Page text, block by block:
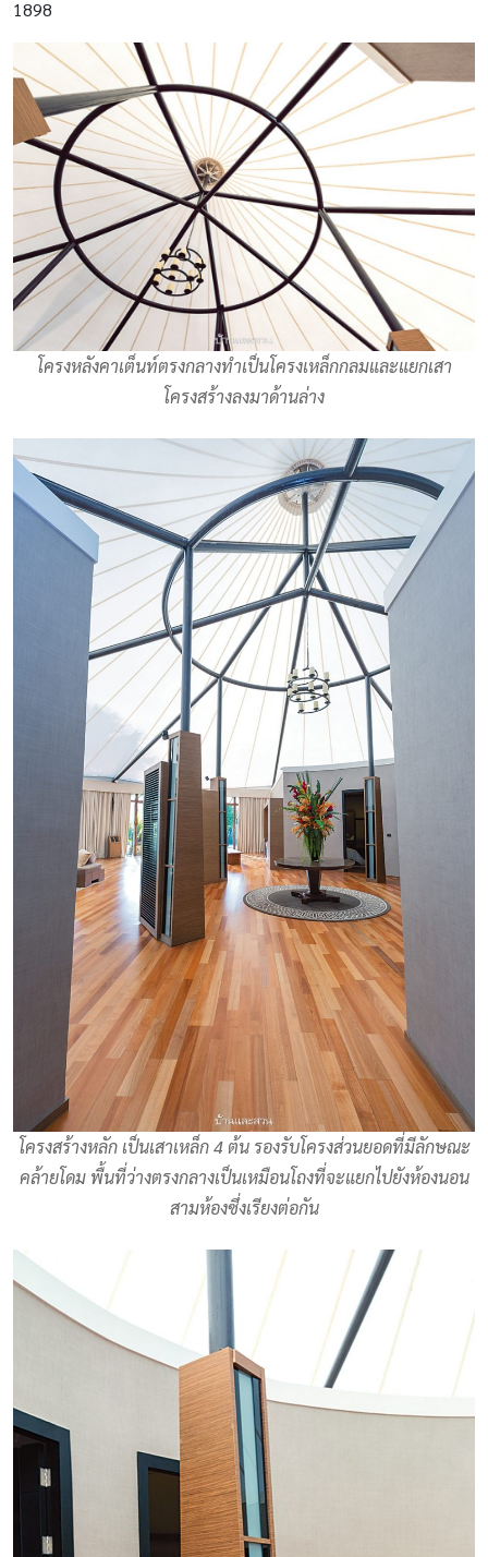
1898
โครงหลังคาเต็นท์ตรงกลางทำเป็นโครงเหล็กกลมและแยกเสา
โครงสร้างลงมาด้านล่าง
โครงสร้างหลัก เป็นเสาเหล็ก 4 ต้น รองรับโครงส่วนยอดที่มีลักษณะ
คล้ายโดม พื้นที่ว่างตรงกลางเป็นเหมือนโถงที่จะแยกไปยังห้องนอน
สามห้องซึ่งเรียงต่อกัน